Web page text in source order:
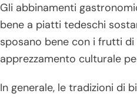
Gli abbinamenti
bene a piatti tedeschi
sposano bene con i frutti
apprezzamento culturale
In generale, le tradizioni di